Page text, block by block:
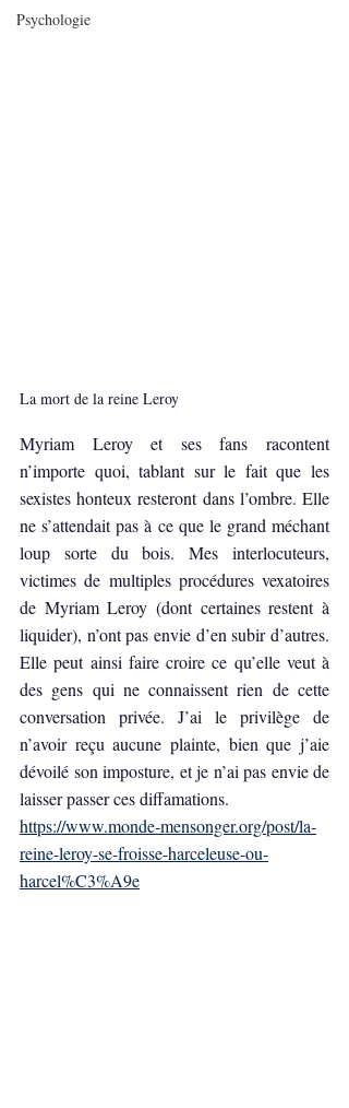
Psychologie
La mort de la reine Leroy
Myriam Leroy et ses fans racontent
n’importe quoi, tablant sur le fait que les
sexistes honteux resteront dans l’ombre. Elle
ne s’attendait pas à ce que le grand méchant
loup sorte du bois. Mes interlocuteurs,
victimes de multiples procédures vexatoires
de Myriam Leroy (dont certaines restent à
liquider), n’ont pas envie d’en subir d’autres.
Elle peut ainsi faire croire ce qu’elle veut à
des gens qui ne connaissent rien de cette
conversation privée. J’ai le privilège de
n’avoir reçu aucune plainte, bien que j’aie
dévoilé son imposture, et je n’ai pas envie de
laisser passer ces diffamations.
https://www.monde-mensonger.org/post/la-
reine-leroy-se-froisse-harceleuse-ou-
harcel%C3%A9e